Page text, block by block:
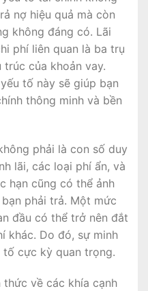
nợ hiệu quả mà còn
không đáng có. Lãi
phí liên quan là ba trụ
của khoản vay.
tố này sẽ giúp bạn
thông minh và bền
phải là con số duy
lãi, các loại phí ẩn, và
hạn cũng có thể ảnh
phải trả. Một mức
đầu có thể trở nên đắt
khác. Do đó, sự minh
cực kỳ quan trọng.
về các khía cạnh